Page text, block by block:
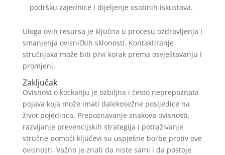
podršku zajednice i dijeljenje osobnih iskustava.
Uloga ovih resursa je ključna u procesu ozdravljenja i
smanjenja ovisničkih sklonosti. Kontaktiranje
stručnjaka može biti prvi korak prema osvještavanju i
promjeni.
Zaključak
Ovisnost o kockanju je ozbiljna i često neprepoznata
pojava koja može imati dalekosežne posljedice na
život pojedinca. Prepoznavanje znakova ovisnosti,
razvijanje prevencijskih strategija i potraživanje
stručne pomoći ključevi su uspješne borbe protiv ove
ovisnosti. Važno je znati da niste sami i da postoje